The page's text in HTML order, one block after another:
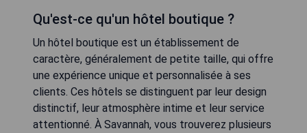
Qu'est-ce qu'un hôtel boutique ?
Un hôtel boutique est un établissement de
caractère, généralement de petite taille, qui offre
une expérience unique et personnalisée à ses
clients. Ces hôtels se distinguent par leur design
distinctif, leur atmosphère intime et leur service
attentionné. À Savannah, vous trouverez plusieurs